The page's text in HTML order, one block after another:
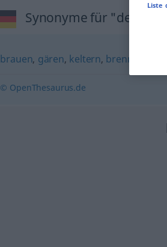
Synonyme für
brauen, gären, keltern, brennen
© OpenThesaurus.de
Liste